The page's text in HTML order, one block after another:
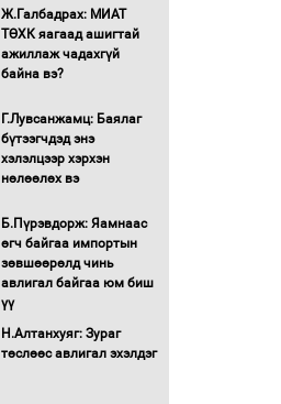
Ж.Галбадрах: МИАТ
ТӨХК яагаад ашигтай
ажиллаж чадахгүй
байна вэ?
Г.Лувсанжамц: Баялаг
бүтээгчдэд энэ
хэлэлцээр хэрхэн
нөлөөлөх вэ
Б.Пүрэвдорж: Яамнаас
өгч байгаа импортын
зөвшөөрөлд чинь
авлигал байгаа юм биш
үү
Н.Алтанхуяг: Зураг
төслөөс авлигал эхэлдэг